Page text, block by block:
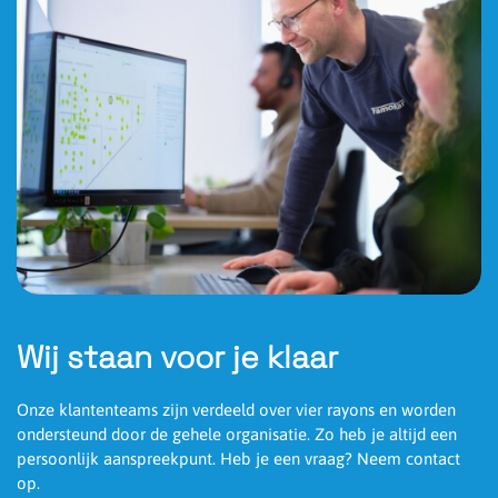
Wij staan voor je klaar
Onze klantenteams zijn verdeeld over vier rayons en worden
ondersteund door de gehele organisatie. Zo heb je altijd een
persoonlijk aanspreekpunt. Heb je een vraag? Neem contact
op.